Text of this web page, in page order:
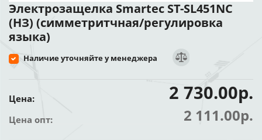
Электрозащелка Smartec ST-SL451NC
(НЗ) (симметритчная/регулировка
языка)
Наличие уточняйте у менеджера
Цена: 2 730.00р.
Цена опт: 2 111.00р.